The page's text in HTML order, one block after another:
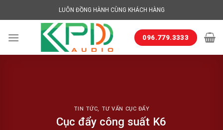
to
LUÔN ĐỒNG HÀNH CÙNG KHÁCH HÀNG
096.779.3333
TIN TỨC, TƯ VẤN CỤC ĐẨY
Cục đẩy công suất K6